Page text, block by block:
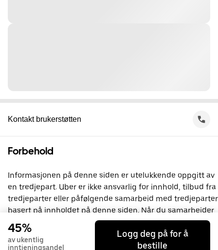
Kontakt brukerstøtten
Forbehold
Informasjonen på denne siden er utelukkende oppgitt av
en tredjepart. Uber er ikke ansvarlig for innhold, tilbud fra
tredjeparter eller påfølgende samarbeid med tredjeparter
basert på innholdet på denne siden. Når du samarbeider
med en tredjepart, inngår du en avtale direkte med
vedkommende. Uber er ikke part i denne avtalen. Du kan
kontakte tredjeparten direkte hvis du har spørsmål.
45%
av ukentlig
inntjeningsandel
Logg deg på for å
bestille